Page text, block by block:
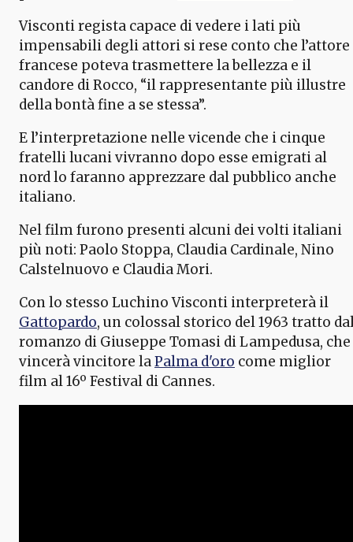
Visconti regista capace di vedere i lati più
impensabili degli attori si rese conto che l’attore
francese poteva trasmettere la bellezza e il
candore di Rocco, “il rappresentante più illustre
della bontà fine a se stessa”.
E l’interpretazione nelle vicende che i cinque
fratelli lucani vivranno dopo esse emigrati al
nord lo faranno apprezzare dal pubblico anche
italiano.
Nel film furono presenti alcuni dei volti italiani
più noti: Paolo Stoppa, Claudia Cardinale, Nino
Calstelnuovo e Claudia Mori.
Con lo stesso Luchino Visconti interpreterà il
Gattopardo, un colossal storico del 1963 tratto
romanzo di Giuseppe Tomasi di Lampedusa, che
vincerà vincitore laPalma d'oro come miglior
film al 16º Festival di Cannes.